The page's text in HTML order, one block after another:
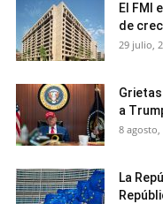
El FMI
de
29 julio,
a
8 agosto,
La